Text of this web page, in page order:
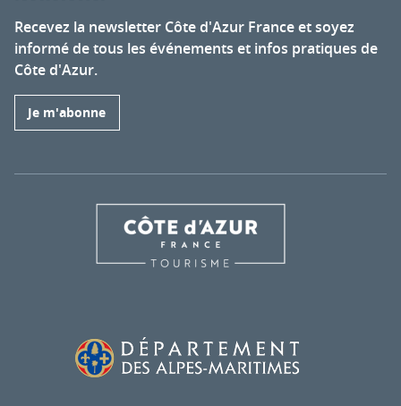
Recevez la newsletter Côte d'Azur France et soyez
informé de tous les événements et infos pratiques de
Côte d'Azur.
Je m'abonne